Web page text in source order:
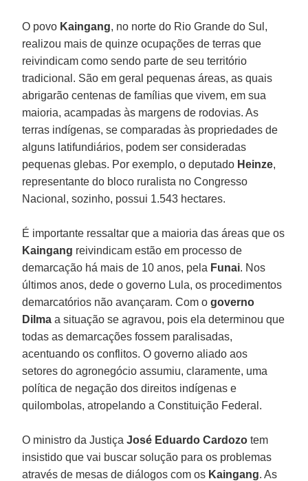
O povo Kaingang, no norte do Rio Grande do Sul,
realizou mais de quinze ocupações de terras que
reivindicam como sendo parte de seu território
tradicional. São em geral pequenas áreas, as quais
abrigarão centenas de famílias que vivem, em sua
maioria, acampadas às margens de rodovias. As
terras indígenas, se comparadas às propriedades de
alguns latifundiários, podem ser consideradas
pequenas glebas. Por exemplo, o deputado Heinze,
representante do bloco ruralista no Congresso
Nacional, sozinho, possui 1.543 hectares.
É importante ressaltar que a maioria das áreas que os
Kaingang reivindicam estão em processo de
demarcação há mais de 10 anos, pela Funai. Nos
últimos anos, dede o governo Lula, os procedimentos
demarcatórios não avançaram. Com ogoverno
Dilma a situação se agravou, pois ela determinou que
todas as demarcações fossem paralisadas,
acentuando os conflitos. O governo aliado aos
setores do agronegócio assumiu, claramente, uma
política de negação dos direitos indígenas e
quilombolas, atropelando a Constituição Federal.
O ministro da JustiçaJosé Eduardo Cardozo tem
insistido que vai buscar solução para os problemas
através de mesas de diálogos com os Kaingang. As